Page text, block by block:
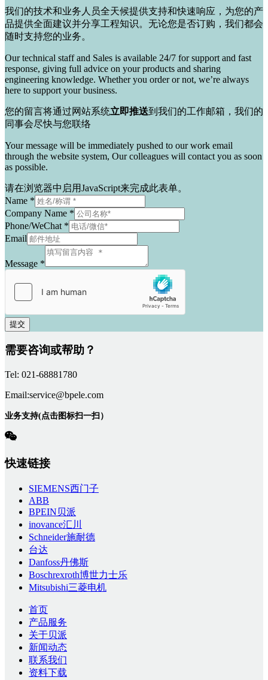
我们的技术和业务人员全天候提供支持和快速响应，为您的产
品提供全面建议并分享工程知识。无论您是否订购，我们都会
随时支持您的业务。
Our technical staff and Sales is available 24/7 for support and fast
response, giving full advice on your products and sharing
engineering knowledge. Whether you order or not, we’re always
here to support your business.
您的留言将通过网站系统立即推送到我们的工作邮箱，我们的
同事会尽快与您联络
Your message will be immediately pushed to our work email
through the website system, Our colleagues will contact you as soon
as possible.
请在浏览器中启用JavaScript来完成此表单。
Name *
Company Name *
Phone/WeChat *
Email
Message *
提交
需要咨询或帮助？
Tel: 021-68881780
Email:service@bpele.com
业务支持(点击图标扫一扫）
快速链接
SIEMENS西门子
ABB
BPEIN贝派
inovance汇川
Schneider施耐德
台达
Danfoss丹佛斯
Boschrexroth博世力士乐
Mitsubishi三菱电机
首页
产品服务
关于贝派
新闻动态
联系我们
资料下载